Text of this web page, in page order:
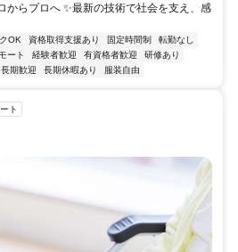
からプロへ ✨最新の技術で社会を支え、感
OK 資格取得支援あり 固定時間制
転勤なし
ート 経験者歓迎 有資格者歓迎
研修あり
長期歓迎 長期休暇あり 服装自由
ト